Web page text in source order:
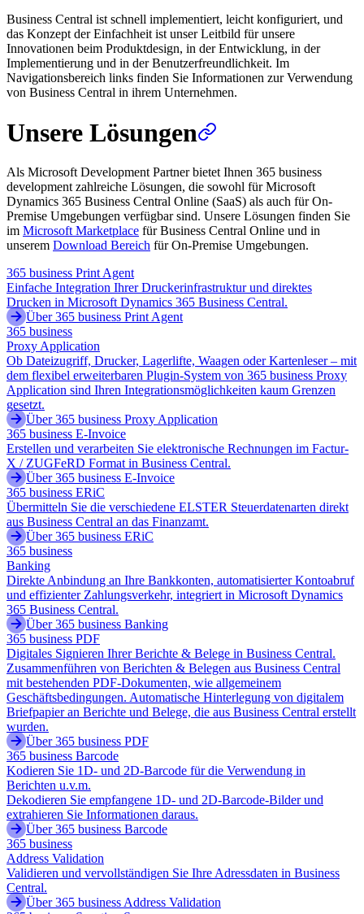
Business Central ist schnell implementiert, leicht konfiguriert, und
das Konzept der Einfachheit ist unser Leitbild für unsere
Innovationen beim Produktdesign, in der Entwicklung, in der
Implementierung und in der Benutzerfreundlichkeit. Im
Navigationsbereich links finden Sie Informationen zur Verwendung
von Business Central in ihrem Unternehmen.
Unsere Lösungen
Als Microsoft Development Partner bietet Ihnen 365 business
development zahlreiche Lösungen, die sowohl für Microsoft
Dynamics 365 Business Central Online (SaaS) als auch für On-
Premise Umgebungen verfügbar sind. Unsere Lösungen finden Sie
im Microsoft Marketplace für Business Central Online und in
unserem Download Bereich für On-Premise Umgebungen.
365 business Print Agent
Einfache Integration Ihrer Druckerinfrastruktur und direktes
Drucken in Microsoft Dynamics 365 Business Central.
Über 365 business Print Agent
365 business
Proxy Application
Ob Dateizugriff, Drucker, Lagerlifte, Waagen oder Kartenleser – mit
dem flexibel erweiterbaren Plugin-System von 365 business Proxy
Application sind Ihren Integrationsmöglichkeiten kaum Grenzen
gesetzt.
Über 365 business Proxy Application
365 business E-Invoice
Erstellen und verarbeiten Sie elektronische Rechnungen im Factur-
X / ZUGFeRD Format in Business Central.
Über 365 business E-Invoice
365 business ERiC
Übermitteln Sie die verschiedene ELSTER Steuerdatenarten direkt
aus Business Central an das Finanzamt.
Über 365 business ERiC
365 business
Banking
Direkte Anbindung an Ihre Bankkonten, automatisierter Kontoabruf
und effizienter Zahlungsverkehr, integriert in Microsoft Dynamics
365 Business Central.
Über 365 business Banking
365 business PDF
Digitales Signieren Ihrer Berichte & Belege in Business Central.
Zusammenführen von Berichten & Belegen aus Business Central
mit bestehenden PDF-Dokumenten, wie allgemeinem
Geschäftsbedingungen. Automatische Hinterlegung von digitalem
Briefpapier an Berichte und Belege, die aus Business Central erstellt
wurden.
Über 365 business PDF
365 business Barcode
Kodieren Sie 1D- und 2D-Barcode für die Verwendung in
Berichten u.v.m.
Dekodieren Sie empfangene 1D- und 2D-Barcode-Bilder und
extrahieren Sie Informationen daraus.
Über 365 business Barcode
365 business
Address Validation
Validieren und vervollständigen Sie Ihre Adressdaten in Business
Central.
Über 365 business Address Validation